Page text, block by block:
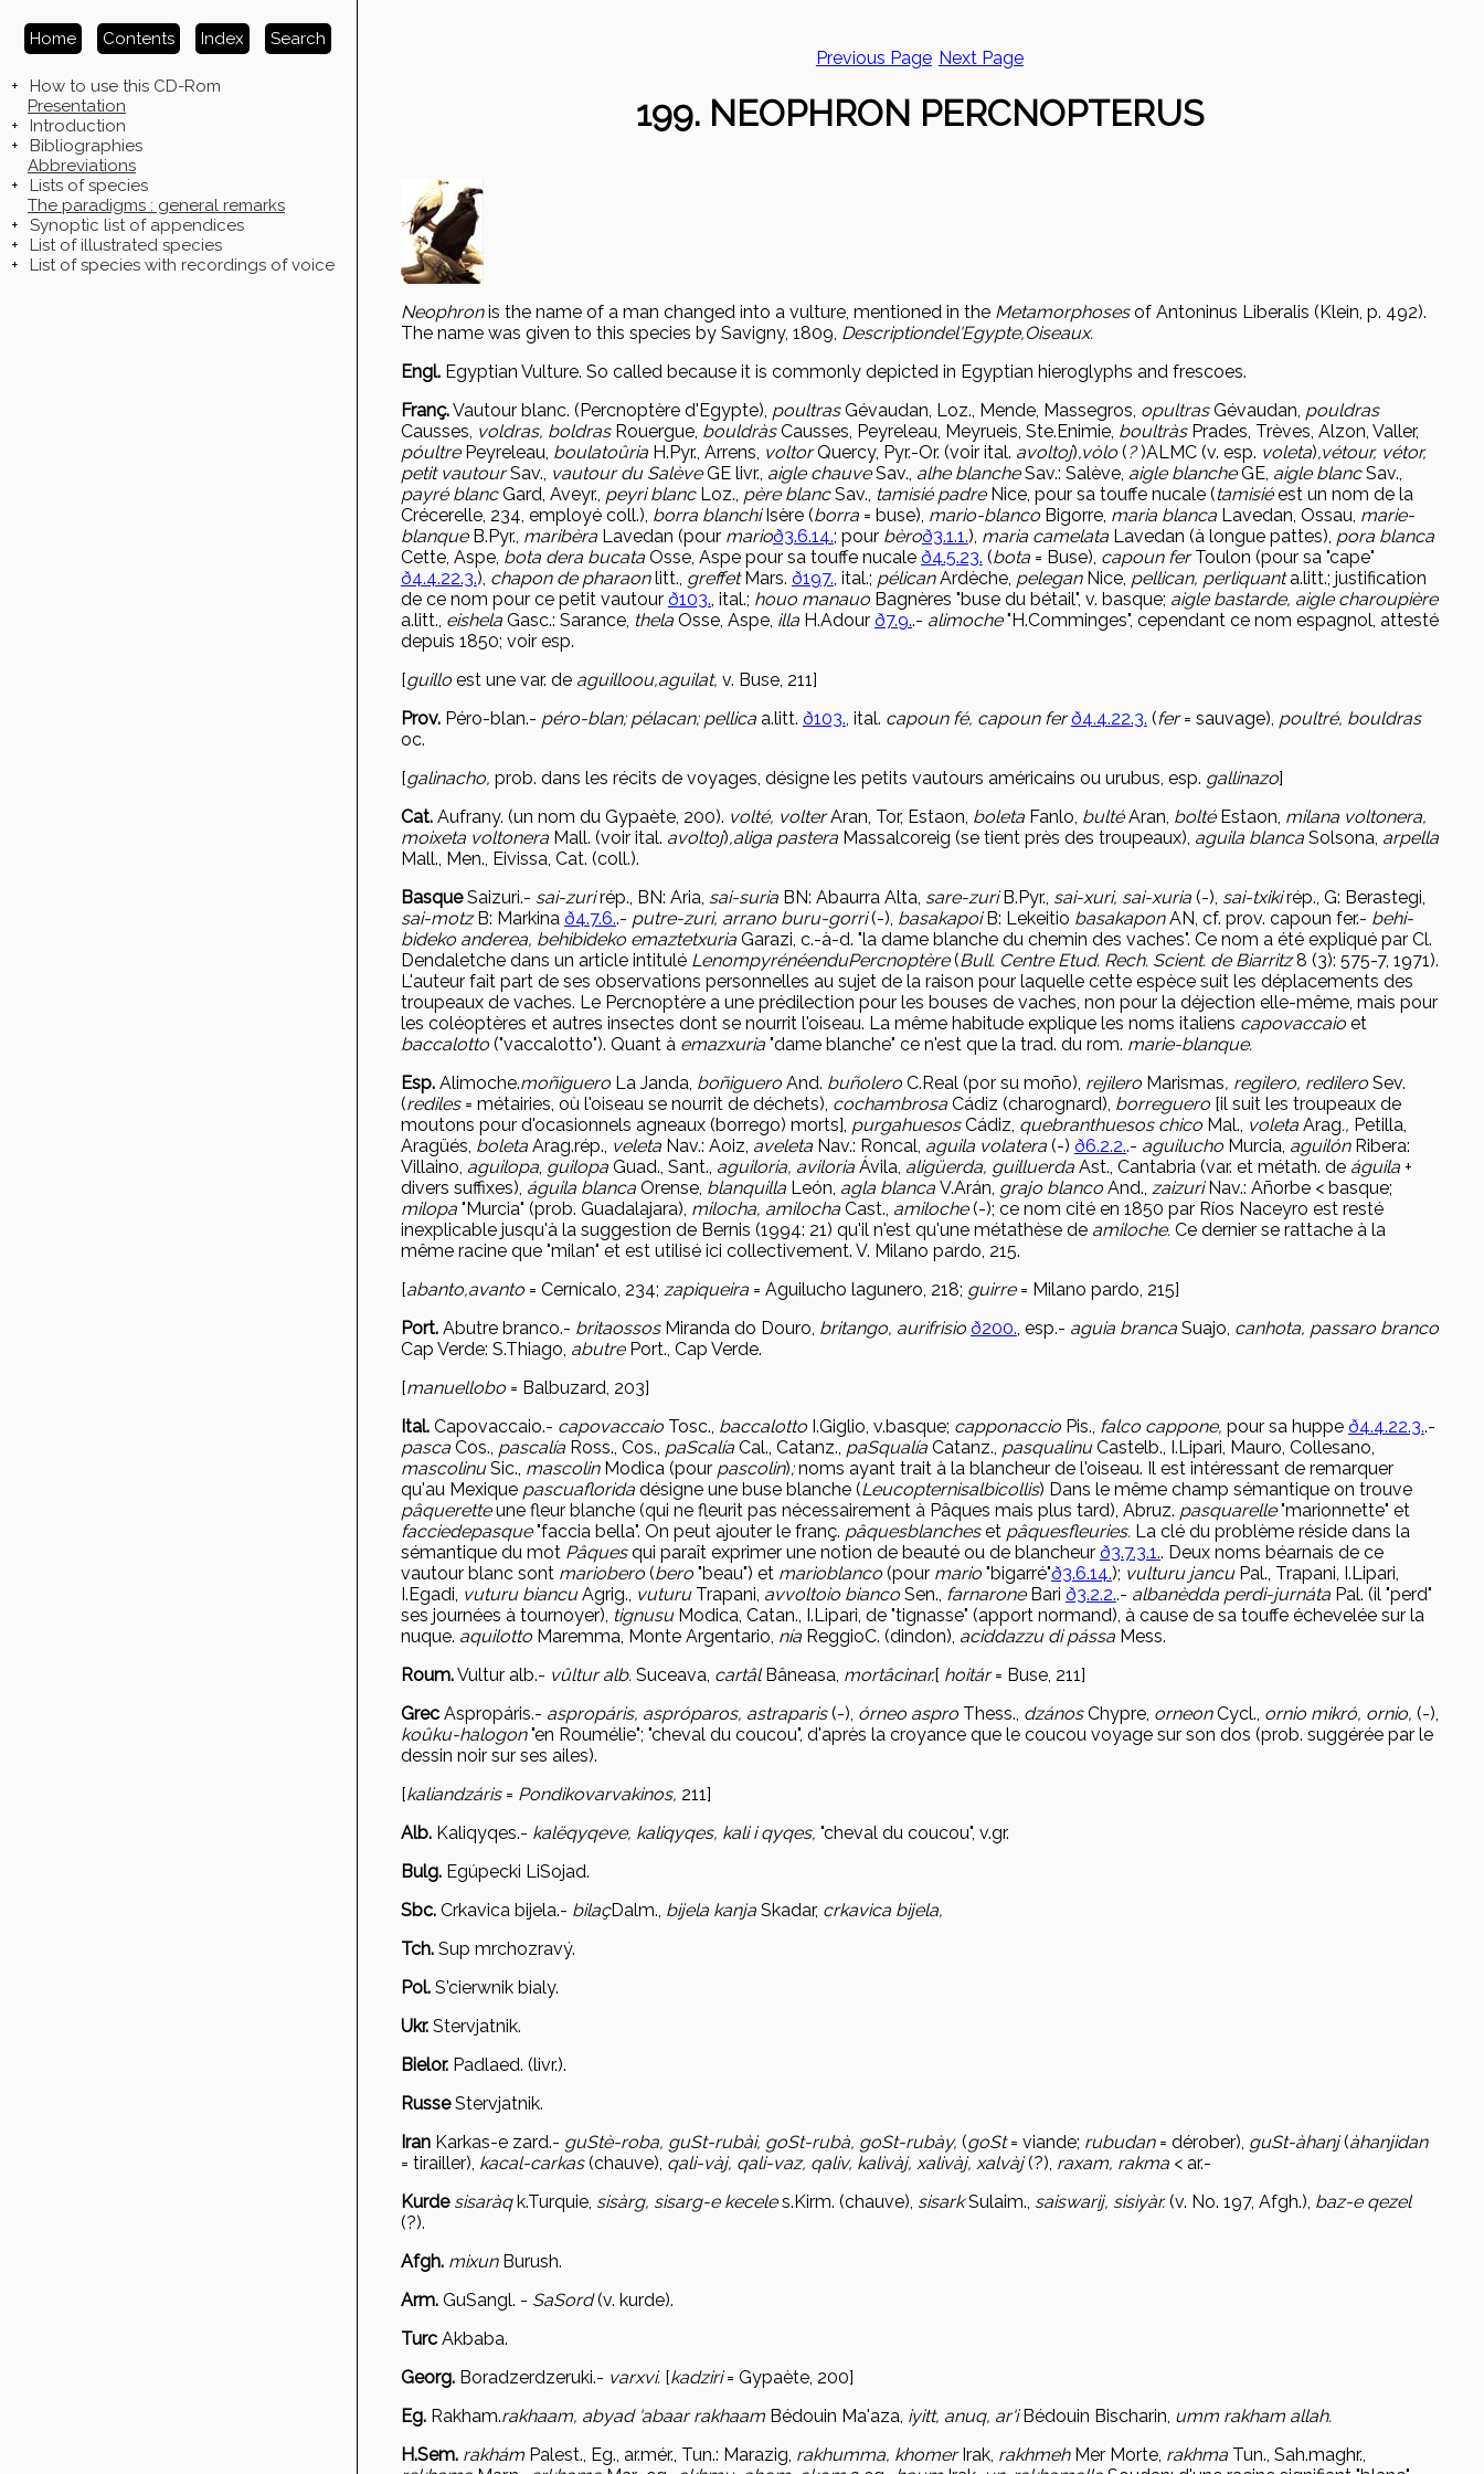
Home Contents Index Search
+
How to use this CD-Rom
Presentation
+
Introduction
+
Bibliographies
Abbreviations
+
Lists of species
The paradigms : general remarks
+
Synoptic list of appendices
+
List of illustrated species
+
List of species with recordings of voice
Previous Page Next Page
199. NEOPHRON PERCNOPTERUS
Neophronis the name of a man changed into a vulture, mentioned in the Metamorphosesof Antoninus Liberalis (Klein, p. 492).
The name was given to this species by Savigny, 1809, Descriptiondel'Egypte,Oiseaux.
Engl. Egyptian Vulture. So called because it is commonly depicted in Egyptian hieroglyphs and frescoes.
Franç.Vautour blanc. (Percnoptère d'Egypte), poultrasGévaudan, Loz., Mende, Massegros, opultrasGévaudan, pouldras
Causses, voldras, boldras Rouergue, bouldràsCausses, Peyreleau, Meyrueis, Ste.Enimie, boultràs Prades, Trèves, Alzon, Valler,
póultre Peyreleau, boulatoûria H.Pyr., Arrens, voltorQuercy, Pyr.-Or. (voir ital. avoltoj),vòlo (?)ALMC (v. esp. voleta),vétour, vétor,
petit vautourSav., vautour du SalèveGE livr., aigle chauveSav., alhe blancheSav.: Salève, aigle blancheGE, aigle blancSav.,
payré blancGard, Aveyr., peyri blanc Loz., père blancSav., tamisié padre Nice, pour sa touffe nucale (tamisiéest un nom de la
Crécerelle, 234, employé coll.), borra blanchi Isère (borra= buse), mario-blanco Bigorre, maria blanca Lavedan, Ossau, marie-
blanque B.Pyr., maribèra Lavedan (pour marioð3.6.14.; pour bèroð3.1.1.), maria camelata Lavedan (à longue pattes), pora blanca
Cette, Aspe, bota dera bucata Osse, Aspe pour sa touffe nucale ð4.5.23. (bota= Buse), capoun ferToulon (pour sa "cape"
ð4.4.22.3.), chapon de pharaonlitt., greffet Mars. ð197., ital.; pélicanArdèche, pelegan Nice, pellican, perliquanta.litt.; justification
de ce nom pour ce petit vautour ð103., ital.; houo manauo Bagnères "buse du bétail", v. basque; aigle bastarde, aigle charoupière
a.litt., eishela Gasc.: Sarance, thela Osse, Aspe, illa H.Adour ð7.9..- alimoche"H.Comminges", cependant ce nom espagnol, attesté
depuis 1850; voir esp.
[guilloest une var. de aguilloou,aguilat, v. Buse, 211]
Prov. Péro-blan.- péro-blan; pélacan; pellica a.litt. ð103., ital. capoun fé, capoun ferð4.4.22.3. (fer= sauvage), poultré, bouldras
oc.
[galinacho, prob. dans les récits de voyages, désigne les petits vautours américains ou urubus, esp. gallinazo]
Cat. Aufrany. (un nom du Gypaète, 200). volté, volterAran, Tor, Estaon, boleta Fanlo, bultéAran, bolté Estaon, milana voltonera,
moixeta voltonera Mall. (voir ital. avoltoj),aliga pastera Massalcoreig (se tient près des troupeaux), aguila blanca Solsona, arpella
Mall., Men., Eivissa, Cat. (coll.).
Basque Saizuri.- sai-zurirép., BN: Aria, sai-suria BN: Abaurra Alta, sare-zuri B.Pyr., sai-xuri, sai-xuria (-), sai-txikirép., G: Berastegi,
sai-motz B: Markina ð4.7.6..- putre-zuri, arrano buru-gorri(-), basakapoi B: Lekeitio basakaponAN, cf. prov. capoun fer.- behi-
bideko anderea, behibideko emaztetxuria Garazi, c.-à-d. "la dame blanche du chemin des vaches". Ce nom a été expliqué par Cl.
Dendaletche dans un article intitulé LenompyrénéenduPercnoptère(Bull. Centre Etud. Rech. Scient. de Biarritz8 (3): 575-7, 1971).
L'auteur fait part de ses observations personnelles au sujet de la raison pour laquelle cette espèce suit les déplacements des
troupeaux de vaches. Le Percnoptère a une prédilection pour les bouses de vaches, non pour la déjection elle-même, mais pour
les coléoptères et autres insectes dont se nourrit l'oiseau. La même habitude explique les noms italiens capovaccaioet
baccalotto("vaccalotto"). Quant à emazxuria"dame blanche" ce n'est que la trad. du rom. marie-blanque.
Esp. Alimoche.moñiguero La Janda, boñiguero And. buñoleroC.Real (por su moño), rejilero Marismas, regilero, redilero Sev.
(rediles= métairies, où l'oiseau se nourrit de déchets), cochambrosaCádiz (charognard), borreguero[il suit les troupeaux de
moutons pour d'ocasionnels agneaux (borrego) morts], purgahuesosCádiz, quebranthuesos chico Mal., voleta Arag., Petilla,
Aragüés, boleta Arag.rép., veleta Nav.: Aoiz, aveleta Nav.: Roncal, aguila volatera (-) ð6.2.2..- aguilucho Murcia, aguilón Ribera:
Villaino, aguilopa, guilopa Guad., Sant., aguiloria, aviloriaÁvila, aligüerda, guilluerdaAst., Cantabria (var. et métath. de águila+
divers suffixes), águila blanca Orense, blanquillaLeón, agla blanca V.Arán, grajo blanco And., zaizuri Nav.: Añorbe < basque;
milopa"Murcia" (prob. Guadalajara), milocha, amilochaCast., amiloche(-); ce nom cité en 1850 par Ríos Naceyro est resté
inexplicable jusqu'à la suggestion de Bernis (1994: 21) qu'il n'est qu'une métathèse de amiloche. Ce dernier se rattache à la
même racine que "milan" et est utilisé ici collectivement. V. Milano pardo, 215.
[abanto,avanto= Cernícalo, 234; zapiqueira= Aguilucho lagunero, 218; guirre= Milano pardo, 215]
Port. Abutre branco.- britaossos Miranda do Douro, britango, aurifrisio ð200., esp.- aguia branca Suajo, canhota, passaro branco
Cap Verde: S.Thiago, abutre Port., Cap Verde.
[manuellobo= Balbuzard, 203]
Ital. Capovaccaio.- capovaccaio Tosc., baccalotto I.Giglio, v.basque; capponaccio Pis., falco cappone, pour sa huppe ð4.4.22.3..-
pasca Cos., pascalía Ross., Cos., paScalía Cal., Catanz., paSqualía Catanz., pasqualinuCastelb., I.Lipari, Mauro, Collesano,
mascolinuSic., mascolin Modica (pour pascolin);noms ayant trait à la blancheur de l'oiseau. Il est intéressant de remarquer
qu'au Mexique pascuafloridadésigne une buse blanche (Leucopternisalbicollis) Dans le même champ sémantique on trouve
pâqueretteune fleur blanche (qui ne fleurit pas nécessairement à Pâques mais plus tard), Abruz. pasquarelle"marionnette" et
facciedepasque"faccia bella". On peut ajouter le franç. pâquesblancheset pâquesfleuries.La clé du problème réside dans la
sémantique du mot Pâquesqui paraît exprimer une notion de beauté ou de blancheur ð3.7.3.1.. Deux noms béarnais de ce
vautour blanc sont mariobero(bero"beau") et marioblanco (pourmario "bigarré"ð3.6.14.); vulturu jancu Pal., Trapani, I.Lipari,
I.Egadi, vuturu biancuAgrig., vuturu Trapani, avvoltoio bianco Sen., farnarone Bari ð3.2.2..- albanèdda perdi-jurnáta Pal. (il "perd"
ses journées à tournoyer), tignusu Modica, Catan., I.Lipari, de "tignasse" (apport normand), à cause de sa touffe échevelée sur la
nuque. aquilotto Maremma, Monte Argentario, nía ReggioC. (dindon), aciddazzu di pássa Mess.
Roum.Vultur alb.- vûltur alb. Suceava, cartâl Bâneasa, mortâcinar.[ hoitár= Buse, 211]
Grec Aspropáris.- aspropáris, aspróparos, astraparis(-), órneo aspro Thess., dzánosChypre, orneonCycl., ornio mikró, ornio, (-),
koûku-halogon"en Roumélie"; "cheval du coucou", d'après la croyance que le coucou voyage sur son dos (prob. suggérée par le
dessin noir sur ses ailes).
[kaliandzáris= Pondikovarvakinos, 211]
Alb. Kaliqyqes.- kalëqyqeve, kaliqyqes, kali i qyqes, "cheval du coucou", v.gr.
Bulg. Egúpecki LiSojad.
Sbc. Crkavica bijela.- bilaçDalm., bijela kanja Skadar, crkavica bijela,
Tch. Sup mrchozravý.
Pol. S'cierwnik bialy.
Ukr. Stervjatnik.
Bielor. Padlaed. (livr.).
Russe Stervjatnik.
Iran Karkas-e zard.- guStè-roba, guSt-rubài, goSt-rubà, goSt-rubày, (goSt= viande; rubudan= dérober), guSt-àhanj(àhanjidan
= tirailler), kacal-carkas(chauve), qali-vàj, qali-vaz, qaliv, kalivàj, xalivàj, xalvàj(?), raxam, rakma < ar.-
Kurde sisaràq k.Turquie, sisàrg, sisarg-e keceles.Kirm. (chauve), sisarkSulaim., saiswarij, sisiyàr.(v. No. 197, Afgh.), baz-e qezel
(?).
Afgh. mixun Burush.
Arm. GuSangl. - SaSord(v. kurde).
Turc Akbaba.
Georg. Boradzerdzeruki.- varxvi. [kadziri= Gypaète, 200]
Eg. Rakham.rakhaam, abyad 'abaar rakhaam Bédouin Ma'aza, iyitt, anuq, ar'i Bédouin Bischarin, umm rakham allah.
H.Sem. rakhám Palest., Eg., ar.mér., Tun.: Marazig, rakhumma, khomer Irak, rakhmeh Mer Morte, rakhma Tun., Sah.maghr.,